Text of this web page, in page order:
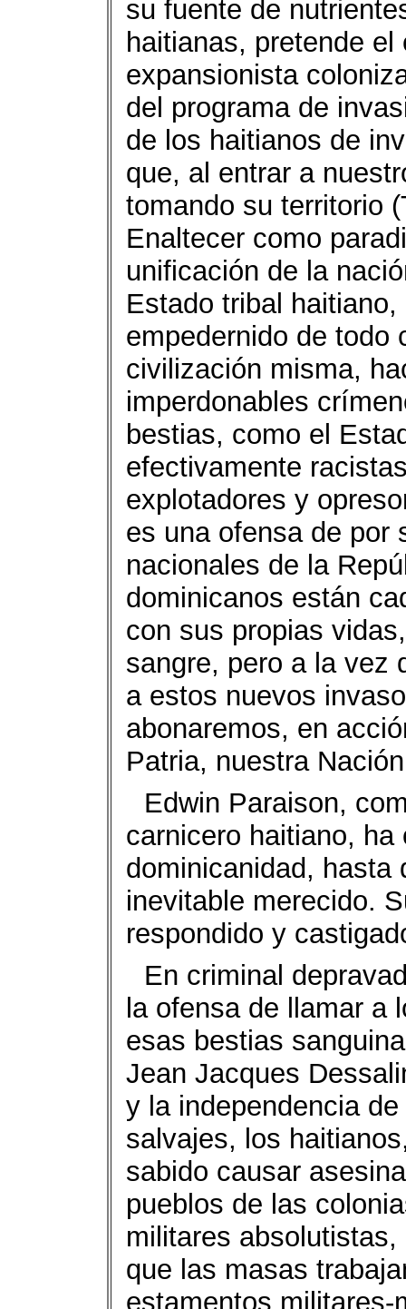
su fuente de
haitianas, pretende
expansionista
del programa de
de los haitianos de
que, al entrar a
tomando su territorio
Enaltecer como
unificación de la
Estado tribal
empedernido de todo
civilización misma,
imperdonables
bestias, como el
efectivamente
explotadores y
es una ofensa de por
nacionales de la
dominicanos están
con sus propias
sangre, pero a la vez
a estos nuevos
abonaremos, en
Patria, nuestra
Edwin Paraison,
carnicero haitiano,
dominicanidad, hasta
inevitable merecido.
respondido y
En criminal
la ofensa de llamar a
esas bestias
Jean Jacques
y la independencia
salvajes, los
sabido causar
pueblos de las
militares
que las masas
estamentos